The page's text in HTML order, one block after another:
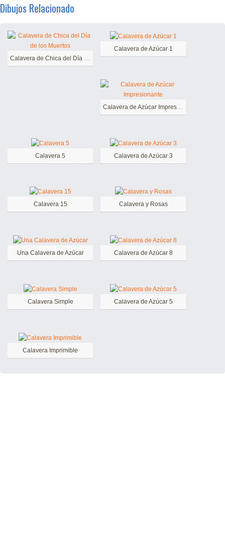
Dibujos Relacionado
Calavera de Chica del Día de los Muertos
Calavera de Azúcar 1
Calavera de Azúcar Impresionante
Calavera 5 Calavera de Azúcar 3
Calavera 15 Calavera y Rosas
Una Calavera de Azúcar Calavera de Azúcar 8
Calavera Simple Calavera de Azúcar 5
Calavera Imprimible